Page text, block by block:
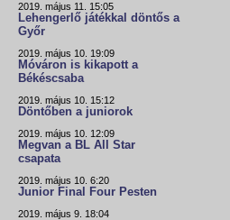
2019. május 11. 15:05
Lehengerlő játékkal döntős a
Győr
2019. május 10. 19:09
Móváron is kikapott a
Békéscsaba
2019. május 10. 15:12
Döntőben a juniorok
2019. május 10. 12:09
Megvan a BL All Star
csapata
2019. május 10. 6:20
Junior Final Four Pesten
2019. május 9. 18:04